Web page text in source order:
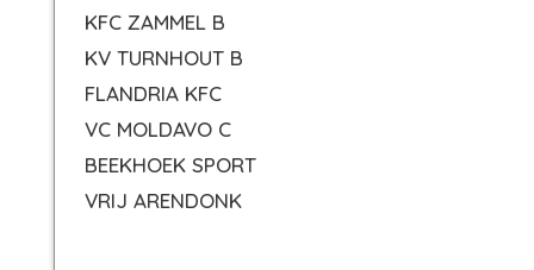
KFC ZAMMEL B
KV TURNHOUT B
FLANDRIA KFC
VC MOLDAVO C
BEEKHOEK SPORT
VRIJ ARENDONK